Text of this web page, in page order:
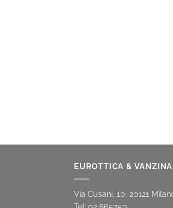
EUROTTICA & VANZINA
Via Cusani, 10, 20121